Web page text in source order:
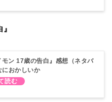
モン 17歳の告白』感想（ネタバ
おかしいか